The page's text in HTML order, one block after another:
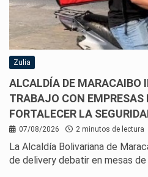
Zulia
ALCALDÍA DE MARACAIBO
TRABAJO CON EMPRESAS
FORTALECER LA
07/08/2026 2 minutos de lectura
La Alcaldía Bolivariana de
de delivery debatir en mesas